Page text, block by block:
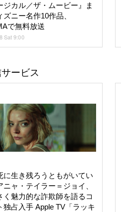
ジカル／ザ・ムービー』ま
ズニー名作10作品、
で無料放送
Sat 9:00
ービス
に生き残ろうともがいてい
ニャ・テイラー＝ジョイ、
く魅力的な詐欺師を語るコ
独占入手 Apple TV「ラッキ